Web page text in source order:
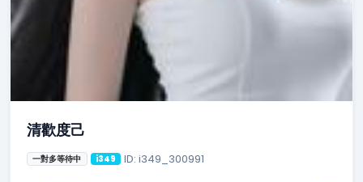
清歡度己
一對多等待中 i349 ID: i349_300991